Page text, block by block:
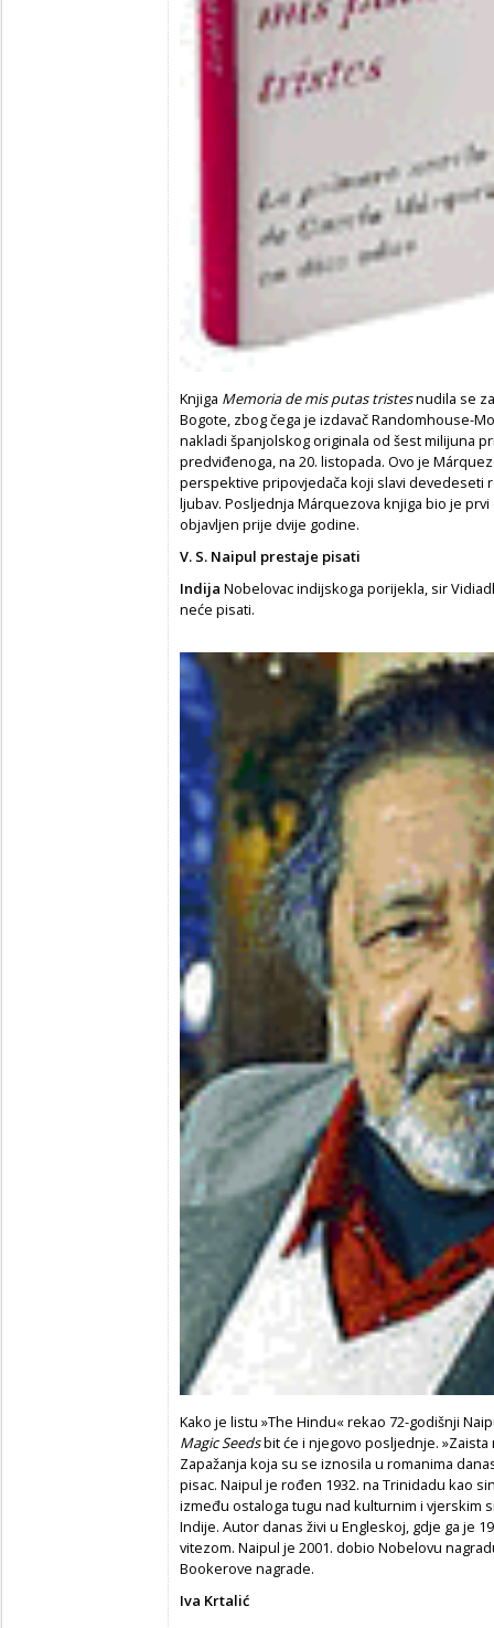
Knjiga Memoria de mis putas tristesnudila se
Bogote, zbog čega je izdavač Randomhouse-
nakladi španjolskog originala od šest milijuna
predviđenoga, na 20. listopada. Ovo je
perspektive pripovjedača koji slavi devedeseti
ljubav. Posljednja Márquezova knjiga bio je
objavljen prije dvije godine.
V. S. Naipul prestaje pisati
Indija Nobelovac indijskoga porijekla, sir
neće pisati.
Kako je listu »The Hindu« rekao 72-godišnji
Magic Seedsbit će i njegovo posljednje.
Zapažanja koja su se iznosila u romanima
pisac. Naipul je rođen 1932. na Trinidadu kao
između ostaloga tugu nad kulturnim i vjerskim
Indije. Autor danas živi u Engleskoj, gdje ga je
vitezom. Naipul je 2001. dobio Nobelovu
Bookerove nagrade.
Iva Krtalić